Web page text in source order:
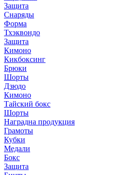
Защита
Снаряды
Форма
Тхэквондо
Защита
Кимоно
Кикбоксинг
Брюки
Шорты
Дзюдо
Кимоно
Тайский бокс
Шорты
Наградна продукция
Грамоты
Кубки
Медали
Бокс
Защита